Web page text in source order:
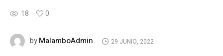
18 0
byMalamboAdmin 29 JUNIO, 2022